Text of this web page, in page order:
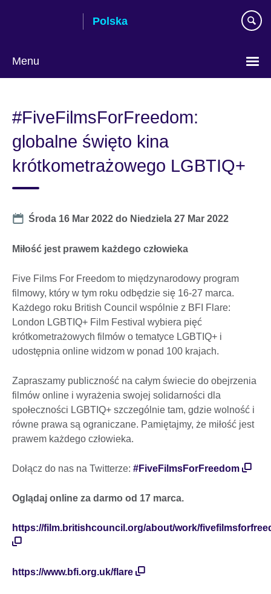
Polska
Menu
#FiveFilmsForFreedom:
globalne święto kina
krótkometrażowego LGBTIQ+
Date
Środa 16 Mar 2022 do Niedziela 27 Mar 2022
Miłość jest prawem każdego człowieka
Five Films For Freedom to międzynarodowy program
filmowy, który w tym roku odbędzie się 16-27 marca.
Każdego roku British Council wspólnie z BFI Flare:
London LGBTIQ+ Film Festival wybiera pięć
krótkometrażowych filmów o tematyce LGBTIQ+ i
udostępnia online widzom w ponad 100 krajach.
Zapraszamy publiczność na całym świecie do obejrzenia
filmów online i wyrażenia swojej solidarności dla
społeczności LGBTIQ+ szczególnie tam, gdzie wolność i
równe prawa są ograniczane. Pamiętajmy, że miłość jest
prawem każdego człowieka.
Dołącz do nas na Twitterze: #FiveFilmsForFreedom
Oglądaj online za darmo od 17 marca.
https://film.britishcouncil.org/about/work/
https://www.bfi.org.uk/flare